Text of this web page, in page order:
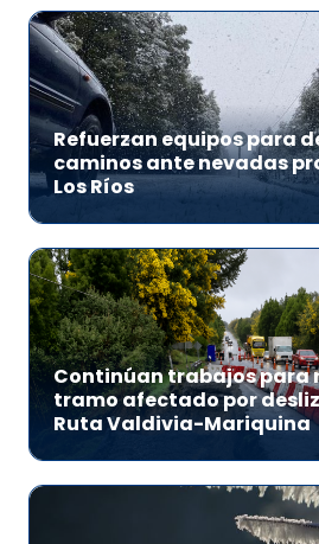
Refuerzan equipos para
caminos ante nevadas
Los Ríos
Continúan trabajos para
tramo afectado por
Ruta Valdivia-Mariquina